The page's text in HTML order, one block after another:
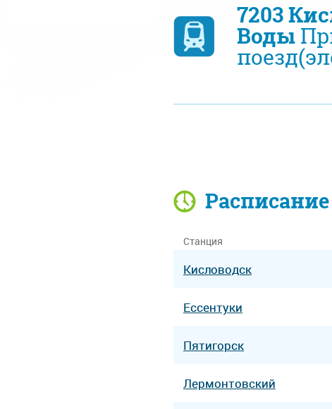
7203
Воды
Расписание
Станция
Кисловодск
Ессентуки
Пятигорск
Лермонтовский